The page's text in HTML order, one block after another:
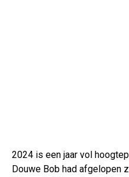
2024 is een jaar vol
Douwe Bob had afgelopen